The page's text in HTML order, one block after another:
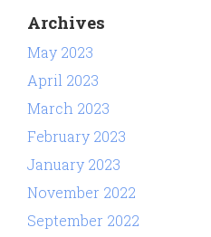
Archives
May 2023
April 2023
March 2023
February 2023
January 2023
November 2022
September 2022